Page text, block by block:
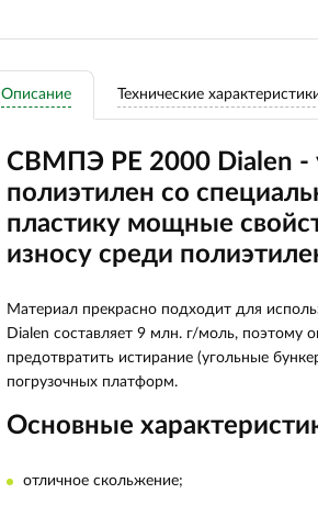
Описание Технические
СВМПЭ PE 2000 Dialen -
полиэтилен со
пластику мощные
износу среди
Материал прекрасно подходит для
Dialen составляет 9 млн. г/моль, поэтому
предотвратить истирание (угольные
погрузочных платформ.
Основные
отличное скольжение;